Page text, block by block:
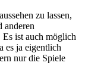
zu lassen,
anderen
Es ist auch möglich
es ja eigentlich
nur die Spiele